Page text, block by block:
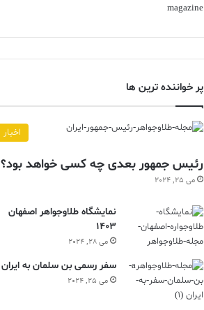
پر خواننده ترین ها
اخبار
رئیس جمهور بعدی چه کسی خواهد بود؟
می 25, 2024
نمایشگاه طلاوجواهر اصفهان
1403
می 28, 2024
سفر رسمی بن سلمان به ایران
می 25, 2024